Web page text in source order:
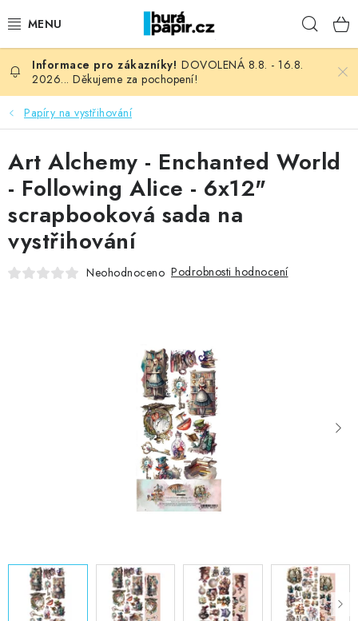
na
NOVINKY
HURÁ DÍLNA
VŠECHNO ZBOŽÍ
KNIHAŘSKÝ MATERIÁL
KURZY NATY LYSAK
OBLÍBENÉ ♥️
Moje objednávka
Obchodní podmínky
Podmínky ochrany osobních údajů
Ověřování recenzí
DOVOLENÁ 8.8. - 16.8.
2026... Děkujeme za pochopení!
Papíry na vystřihování
Art Alchemy - Enchanted World
- Following Alice - 6x12"
scrapbooková sada na
vystřihování
Neohodnoceno Podrobnosti hodnocení